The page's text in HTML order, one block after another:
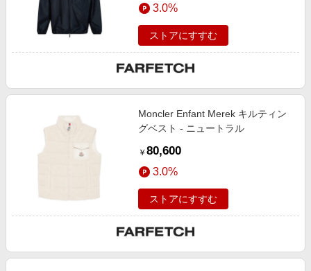
3.0%
ストアにすすむ
Moncler Enfant Merek キルティン
グベスト - ニュートラル
￥ 80,600
3.0%
ストアにすすむ